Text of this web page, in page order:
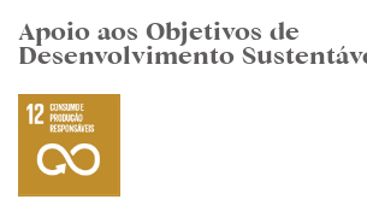
Apoio aos Objetivos de
Desenvolvimento